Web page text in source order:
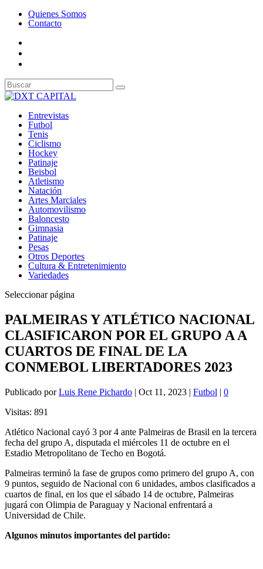
Quienes Somos
Contacto
Entrevistas
Futbol
Tenis
Ciclismo
Hockey
Patinaje
Beisbol
Atletismo
Natación
Artes Marciales
Automovilismo
Baloncesto
Gimnasia
Patinaje
Pesas
Otros Deportes
Cultura & Entretenimiento
Variedades
Seleccionar página
PALMEIRAS Y ATLÉTICO NACIONAL
CLASIFICARON POR EL GRUPO A A
CUARTOS DE FINAL DE LA
CONMEBOL LIBERTADORES 2023
Publicado porLuis Rene Pichardo | Oct 11, 2023 | Futbol | 0
Visitas: 891
Atlético Nacional cayó 3 por 4 ante Palmeiras de Brasil en la tercera
fecha del grupo A, disputada el miércoles 11 de octubre en el
Estadio Metropolitano de Techo en Bogotá.
Palmeiras terminó la fase de grupos como primero del grupo A, con
9 puntos, seguido de Nacional con 6 unidades, ambos clasificados a
cuartos de final, en los que el sábado 14 de octubre, Palmeiras
jugará con Olimpia de Paraguay y Nacional enfrentará a
Universidad de Chile.
Algunos minutos importantes del partido: